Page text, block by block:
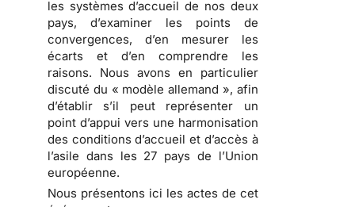
les systèmes d’accueil de nos deux
pays, d’examiner les points de
convergences, d’en mesurer les
écarts et d’en comprendre les
raisons. Nous avons en particulier
discuté du « modèle allemand », afin
d’établir s’il peut représenter un
point d’appui vers une harmonisation
des conditions d’accueil et d’accès à
l’asile dans les 27 pays de l’Union
européenne.
Nous présentons ici les actes de cet